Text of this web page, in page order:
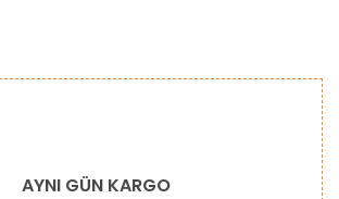
AYNI GÜN KARGO